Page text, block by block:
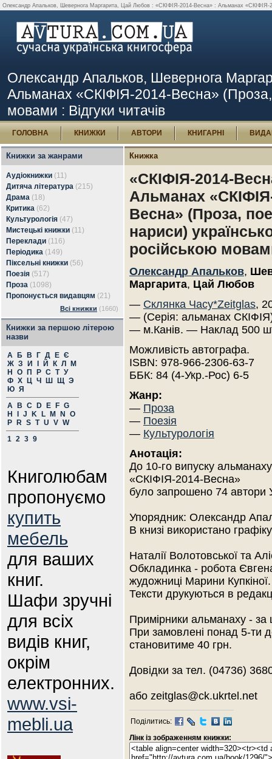
Олександр Апальков, Шевернога Маргарита, Цай Любов : «СКІФІЯ-2014-Весна» : Альманах «СКІФІЯ-
Олександр Апальков, Шевернога
Альманах «СКІФІЯ-2014-Весна» (Проза,
мовами : Відгуки читачів
ГОЛОВНА КНИЖКИ АВТОРИ КНИГАРНІ
Книжки за жанрами
Аудіокнижки (11)
Дитяча література (215)
Драма (18)
Критика (62)
Культурологія (47)
Мистецькі книжки (11)
Переклади (116)
Періодика (149)
Піксельні книжки (56)
Поезія (517)
Проза (1098)
Пропонується видавцям (21)
Всі книжки (1660)
Книжки за першою літерою
назви
А Б В Г Д Е Є
Ж З И Й К Л
М
Н
О П Р С Т У
Ф Х Ц Ч Ш Щ Э
Ю Я
A
B C D E F G
H
J K L M N
O
P
R S T U V W
1 2 3 9
Книголюбам
пропонуємо
купить
мебель
для ваших
книг.
Шафи зручні
для всіх
видів книг,
окрім
електронних.
www.vsi-
mebli.ua
Книжка
«СКІФІЯ-2014-
Альманах
Весна» (Проза,
нариси)
російською
Олександр Апальков,
Маргарита, Цай Любов
— Склянка Часу*Zeitglas,
— (Серія: альманах
— м.Канів. — Наклад 500
Можливість автографа.
ISBN: 978-966-2306-63-7
ББК: 84 (4-Укр.-Рос) 6-5
Жанр:
— Проза
— Поезія
— Культурологія
Анотація:
До 10-го випуску альманаху
«СКІФІЯ-2014-Весна»
було запрошено 74 автори
Упорядник: Олександр
В книзі використано
Наталії Волотовської та
Обкладинка - робота
жудожниці Марини Купкіної.
Тексти друкуються в
Примірники альманаху - за
При замовлені понад 5-ти
становитиме 40 грн.
Довідки за тел. (04736)
або zeitglas@ck.ukrtel.net
Поділитись:
Лінк із зображенням книжки: